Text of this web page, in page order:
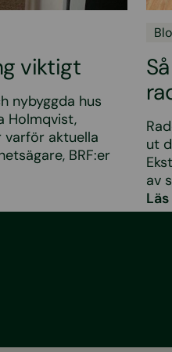
viktigt
nybyggda hus
Holmqvist,
varför aktuella
BRF:er
ut
av